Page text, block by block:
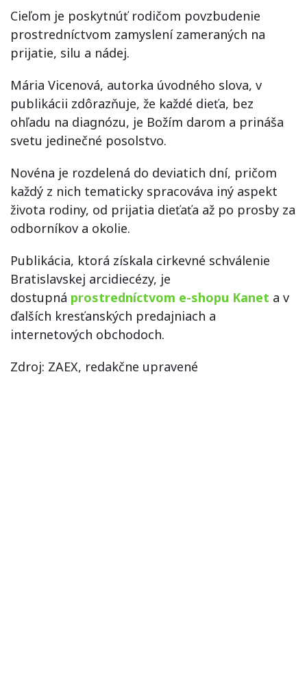
Cieľom je poskytnúť rodičom povzbudenie
prostredníctvom zamyslení zameraných na
prijatie, silu a nádej.
Mária Vicenová, autorka úvodného slova, v
publikácii zdôrazňuje, že každé dieťa, bez
ohľadu na diagnózu, je Božím darom a prináša
svetu jedinečné posolstvo.
Novéna je rozdelená do deviatich dní, pričom
každý z nich tematicky spracováva iný aspekt
života rodiny, od prijatia dieťaťa až po prosby za
odborníkov a okolie.
Publikácia, ktorá získala cirkevné schválenie
Bratislavskej arcidiecézy, je
dostupná prostredníctvom e-shopu Kanet a v
ďalších kresťanských predajniach a
internetových obchodoch.
Zdroj: ZAEX, redakčne upravené